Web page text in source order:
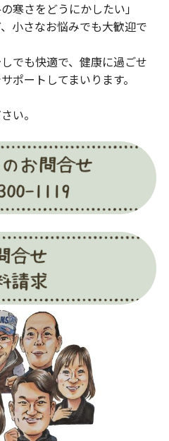
寒さをどうにかしたい」
小さなお悩みでも大歓迎で
でも快適で、健康に過ごせ
ポートしてまいります。
い。